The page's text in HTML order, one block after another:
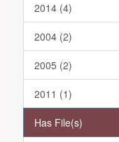
2014 (4)
2004 (2)
2005 (2)
2011 (1)
Has File(s)